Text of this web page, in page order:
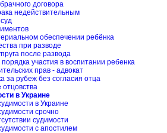
договора
недействительным
обеспечении ребёнка
при разводе
после развода
участия в воспитании ребенка
прав - адвокат
за рубеж без согласия отца
отцовства
в Украине
в Украине
срочно
судимости
с апостилем